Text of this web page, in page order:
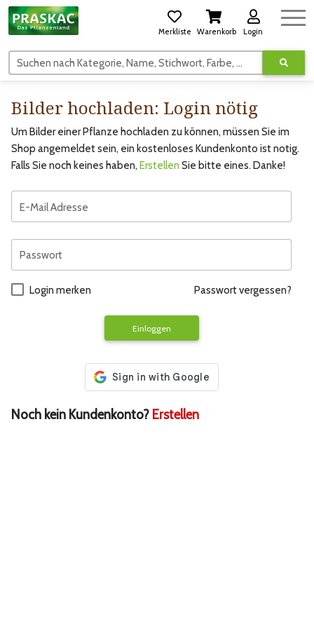
Merkliste Warenkorb Login
Suchen nach Kategorie, Name, Stichwort, Farbe, usw.
Bilder hochladen: Login nötig
Um Bilder einer Pflanze hochladen zu können, müssen Sie im
Shop angemeldet sein, ein kostenloses Kundenkonto ist notig.
Falls Sie noch keines haben, Erstellen Sie bitte eines. Danke!
E-Mail Adresse
Passwort
Login merken Passwort vergessen?
Einloggen
Noch kein Kundenkonto? Erstellen